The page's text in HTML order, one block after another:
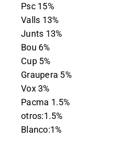
Psc 15%
Valls 13%
Junts 13%
Bou 6%
Cup 5%
Graupera 5%
Vox 3%
Pacma 1.5%
otros:1.5%
Blanco:1%